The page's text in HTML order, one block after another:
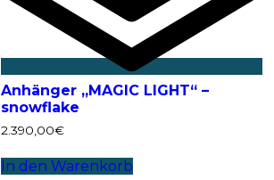
Anhänger „MAGIC LIGHT“ –
snowflake
2.390,00€
In den Warenkorb